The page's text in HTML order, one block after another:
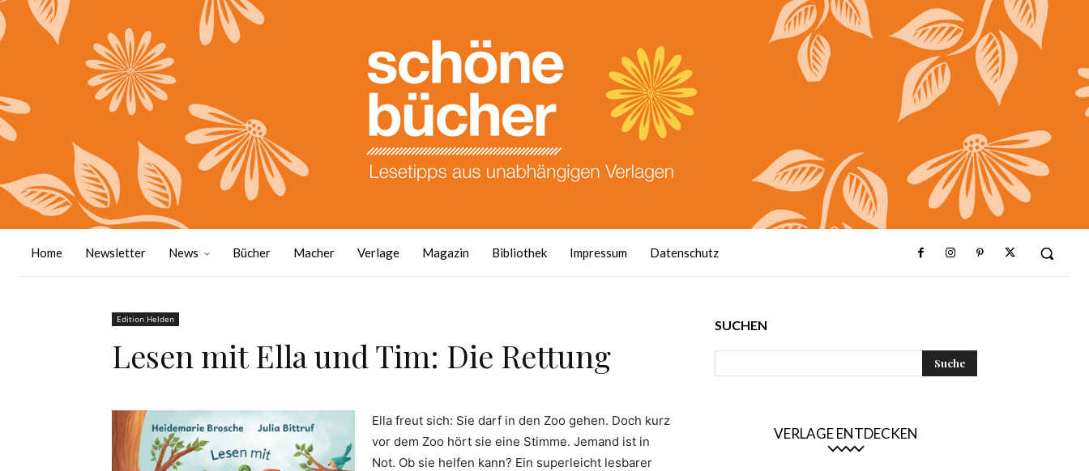
Home Newsletter News Bücher Macher Verlage Magazin Bibliothek Impressum Datenschutz
Edition Helden
Lesen mit Ella und Tim: Die Rettung
Ella freut sich: Sie darf in den Zoo gehen. Doch kurz
vor dem Zoo hört sie eine Stimme. Jemand ist in
Not. Ob sie helfen kann? Ein superleicht lesbarer
SUCHEN
VERLAGE ENTDECKEN